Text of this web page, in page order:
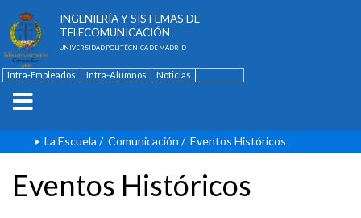
INGENIERÍA Y SISTEMAS DE
TELECOMUNICACIÓN
UNIVERSIDAD POLITÉCNICA DE MADRID
Intra-Empleados Intra-Alumnos
Noticias
La Escuela / Comunicación / Eventos Históricos
Eventos Históricos